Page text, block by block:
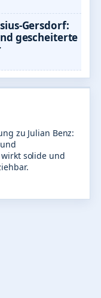
Gersdorf:
gescheiterte
zu Mass
Medien